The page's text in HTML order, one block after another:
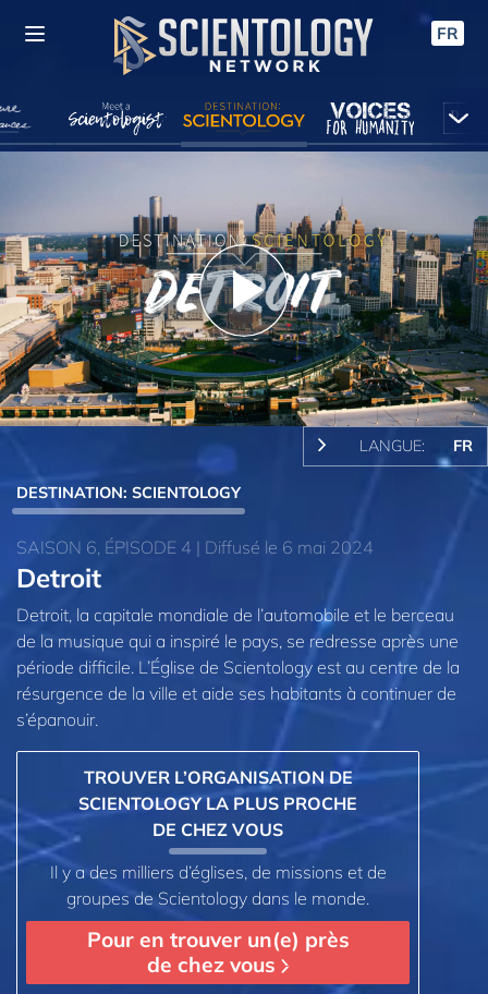
FR
Play
Video
LANGUE: FR
DESTINATION: SCIENTOLOGY
SAISON 6, ÉPISODE 4 | Diffusé le 6 mai 2024
Detroit
Detroit, la capitale mondiale de l’automobile et le berceau
de la musique qui a inspiré le pays, se redresse après une
période difficile. L’Église de Scientology est au centre de la
résurgence de la ville et aide ses habitants à continuer de
s’épanouir.
TROUVER L’ORGANISATION DE
SCIENTOLOGY LA PLUS PROCHE
DE CHEZ VOUS
Il y a des milliers d’églises, de missions et de
groupes de Scientology dans le monde.
Pour en trouver un(e) près
de chez vous